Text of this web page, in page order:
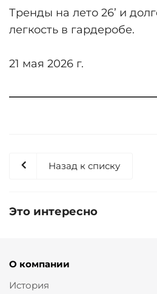
Тренды на лето 26’ и
легкость в гардеробе.
21 мая 2026 г.
Назад к списку
Это интересно
О компании
История